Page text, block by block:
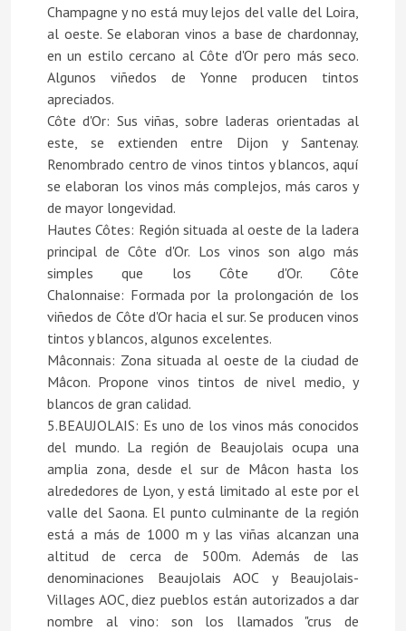
Champagne y no está muy lejos del valle del Loira,
al oeste. Se elaboran vinos a base de chardonnay,
en un estilo cercano al Côte d'Or pero más seco.
Algunos viñedos de Yonne producen tintos
apreciados.
Côte d'Or: Sus viñas, sobre laderas orientadas al
este, se extienden entre Dijon y Santenay.
Renombrado centro de vinos tintos y blancos, aquí
se elaboran los vinos más complejos, más caros y
de mayor longevidad.
Hautes Côtes: Región situada al oeste de la ladera
principal de Côte d'Or. Los vinos son algo más
simples que los Côte d'Or. Côte
Chalonnaise: Formada por la prolongación de los
viñedos de Côte d'Or hacia el sur. Se producen vinos
tintos y blancos, algunos excelentes.
Mâconnais: Zona situada al oeste de la ciudad de
Mâcon. Propone vinos tintos de nivel medio, y
blancos de gran calidad.
5.BEAUJOLAIS: Es uno de los vinos más conocidos
del mundo. La región de Beaujolais ocupa una
amplia zona, desde el sur de Mâcon hasta los
alrededores de Lyon, y está limitado al este por el
valle del Saona. El punto culminante de la región
está a más de 1000 m y las viñas alcanzan una
altitud de cerca de 500m. Además de las
denominaciones Beaujolais AOC y Beaujolais-
Villages AOC, diez pueblos están autorizados a dar
nombre al vino: son los llamados "crus de